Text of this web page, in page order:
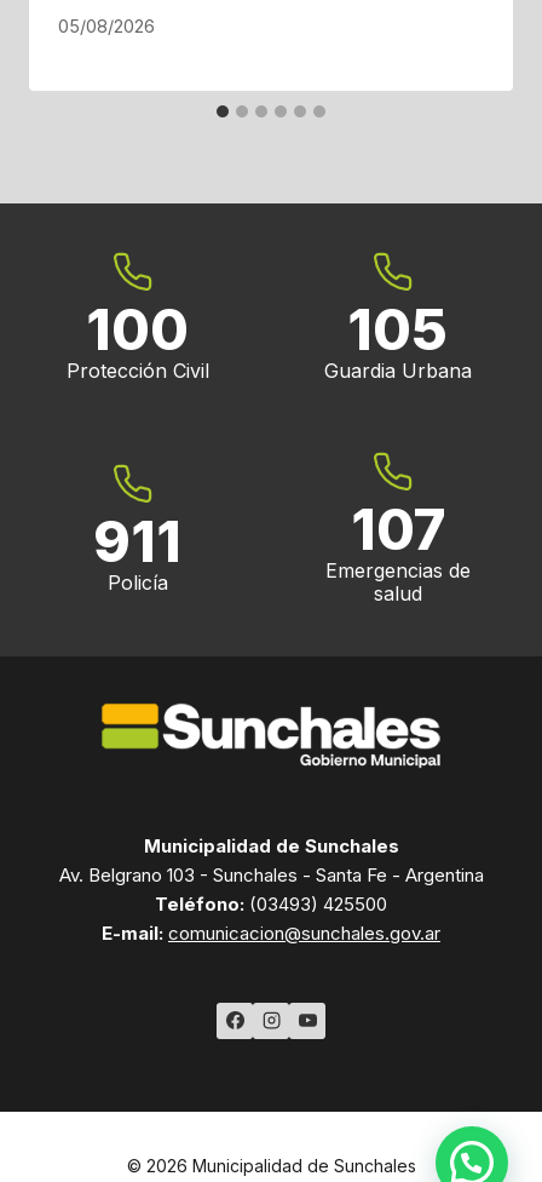
05/08/2026
100
Protección Civil
105
Guardia Urbana
911
Policía
107
Emergencias de
salud
Municipalidad de Sunchales
Av. Belgrano 103 - Sunchales - Santa Fe - Argentina
Teléfono: (03493) 425500
E-mail: comunicacion@sunchales.gov.ar
© 2026 Municipalidad de Sunchales